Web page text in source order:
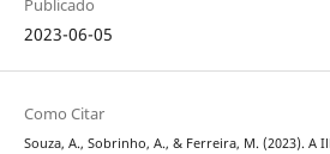
Publicado
2023-06-05
Como Citar
Souza, A., Sobrinho, A., & Ferreira, M. (2023). A